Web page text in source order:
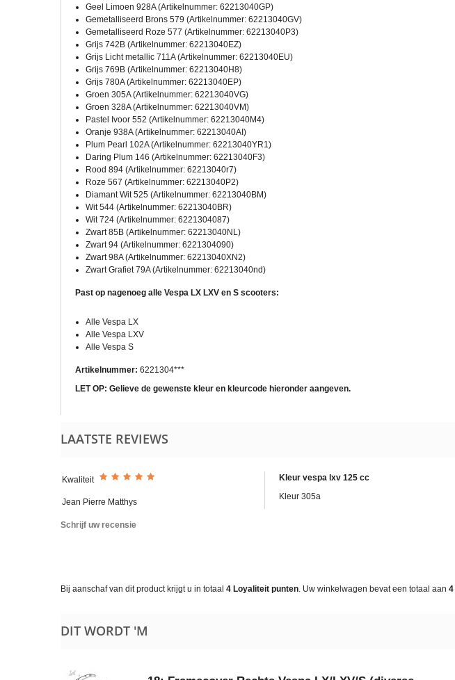
Geel Limoen 928A (Artikelnummer: 62213040GP)
Gemetalliseerd Brons 579 (Artikelnummer: 62213040GV)
Gemetalliseerd Roze 577 (Artikelnummer: 62213040P3)
Grijs 742B (Artikelnummer: 62213040EZ)
Grijs Licht metallic 711A (Artikelnummer: 62213040EU)
Grijs 769B (Artikelnummer: 62213040H8)
Grijs 780A (Artikelnummer: 62213040EP)
Groen 305A (Artikelnummer: 62213040VG)
Groen 328A (Artikelnummer: 62213040VM)
Pastel Ivoor 552 (Artikelnummer: 62213040M4)
Oranje 938A (Artikelnummer: 62213040AI)
Plum Pearl 102A (Artikelnummer: 62213040YR1)
Daring Plum 146 (Artikelnummer: 62213040F3)
Rood 894 (Artikelnummer: 62213040r7)
Roze 567 (Artikelnummer: 62213040P2)
Diamant Wit 525 (Artikelnummer: 62213040BM)
Wit 544 (Artikelnummer: 62213040BR)
Wit 724 (Artikelnummer: 6221304087)
Zwart 85B (Artikelnummer: 62213040NL)
Zwart 94 (Artikelnummer: 6221304090)
Zwart 98A (Artikelnummer: 62213040XN2)
Zwart Grafiet 79A (Artikelnummer: 62213040nd)
Past op nagenoeg alle Vespa LX LXV en S scooters:
Alle Vespa LX
Alle Vespa LXV
Alle Vespa S
Artikelnummer: 6221304***
LET OP: Gelieve de gewenste kleur en kleurcode hieronder aangeven.
LAATSTE REVIEWS
Kwaliteit
Jean Pierre Matthys
Kleur vespa lxv 125 cc
Kleur 305a
Schrijf uw recensie
Bij aanschaf van dit product krijgt u in totaal 4 Loyaliteit punten. Uw winkelwagen bevat een totaal aan 4
DIT WORDT 'M